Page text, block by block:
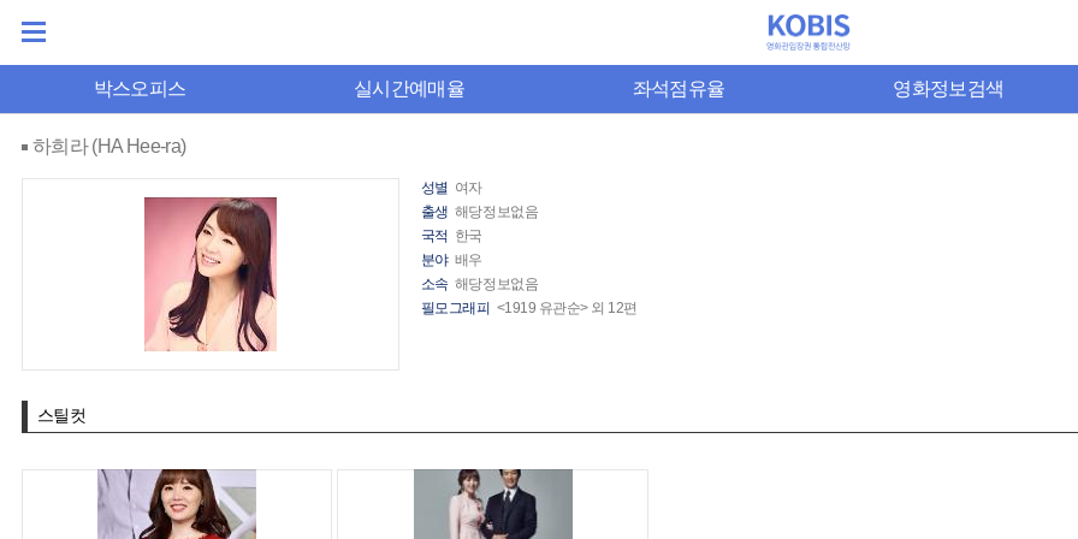
박스오피스 실시간예매율 좌석점유율 영화정보검색
하희라 (HA Hee-ra)
성별 여자
출생 해당정보없음
국적 한국
분야 배우
소속 해당정보없음
필모그래피 <1919 유관순> 외 12편
스틸컷